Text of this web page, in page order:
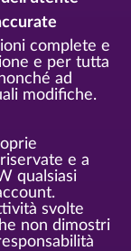
complete e
e per tutta
ad
modifiche.
e a
qualsiasi
svolte
non dimostri